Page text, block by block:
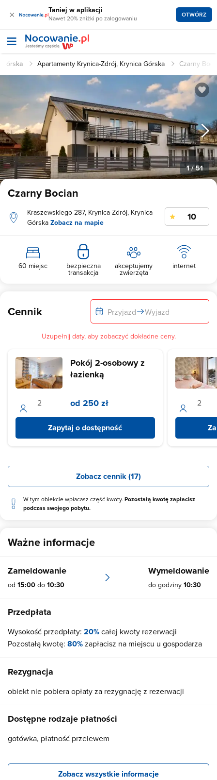
× Taniej w aplikacji
Nawet 20% zniżki po zalogowaniu OTWÓRZ
Apartamenty Krynica-Zdrój, Krynica Górska Czarny
1/ 51
Czarny Bocian
Kraszewskiego 287, Krynica-Zdrój, Krynica
Górska Zobacz na mapie 10
60 miejsc bezpieczna
transakcja
akceptujemy
zwierzęta
internet
Cennik Przyjazd Wyjazd
Uzupełnij daty, aby zobaczyć dokładne ceny.
Pokój 2-osobowy z
łazienką
od 250 zł
Zapytaj o dostępność
Zobacz cennik (17)
W tym obiekcie wpłacasz część kwoty. Pozostałą kwotę zapłacisz
podczas swojego pobytu.
Ważne informacje
Zameldowanie
od 15:00 do 10:30
Wymeldowanie
do godziny 10:30
Przedpłata
Wysokość przedpłaty: 20%całej kwoty rezerwacji
Pozostałą kwotę: 80%zapłacisz na miejscu u gospodarza
Rezygnacja
obiekt nie pobiera opłaty za rezygnację z rezerwacji
Dostępne rodzaje płatności
gotówka, płatność przelewem
Zobacz wszystkie informacje